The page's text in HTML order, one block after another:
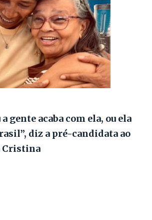
gente acaba com ela, ou ela
diz a pré-candidata ao
Cristina